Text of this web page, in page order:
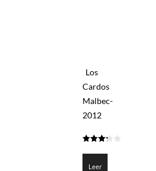
Los
Cardos
Malbec-
2012
de 5
Leer